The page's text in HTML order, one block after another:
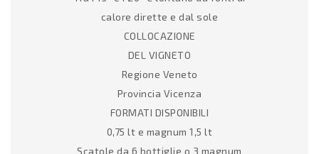
calore dirette e dal sole
COLLOCAZIONE
DEL VIGNETO
Regione Veneto
Provincia Vicenza
FORMATI DISPONIBILI
0,75 lt e magnum 1,5 lt
Scatole da 6 bottiglie o 3 magnum